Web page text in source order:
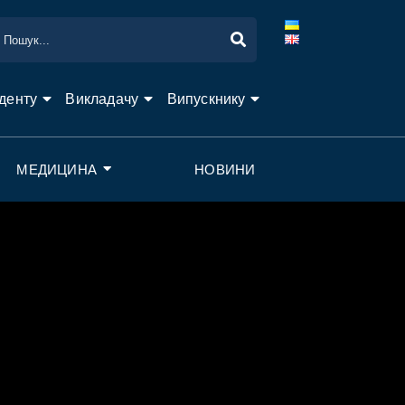
Викладачу Випускнику
МЕДИЦИНА НОВИНИ